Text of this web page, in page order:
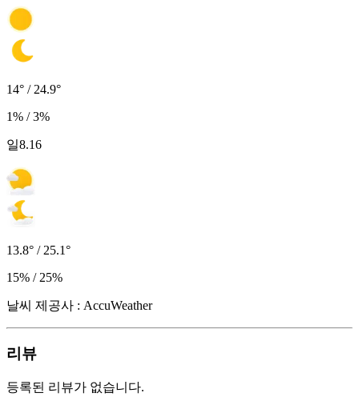
14° / 24.9°
1% / 3%
일8.16
13.8° / 25.1°
15% / 25%
날씨 제공사 : AccuWeather
리뷰
등록된 리뷰가 없습니다.